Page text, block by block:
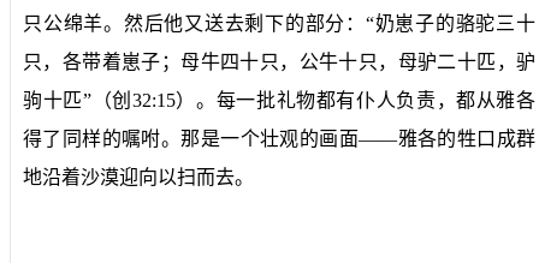
只公绵羊。然后他又送去剩下的部分：“奶崽子的骆驼三十
只，各带着崽子；母牛四十只，公牛十只，母驴二十匹，驴
驹十匹”（创 32:15）。每一批礼物都有仆人负责，都从雅各
得了同样的嘱咐。那是一个壮观的画面——雅各的牲口成群
地沿着沙漠迎向以扫而去。